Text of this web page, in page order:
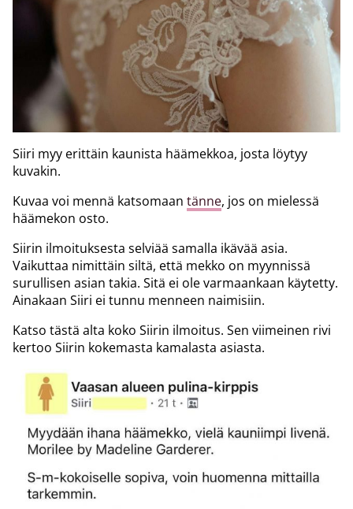
Siiri myy erittäin kaunista häämekkoa, josta löytyy
kuvakin.
Kuvaa voi mennä katsomaan tänne, jos on mielessä
häämekon osto.
Siirin ilmoituksesta selviää samalla ikävää asia.
Vaikuttaa nimittäin siltä, että mekko on myynnissä
surullisen asian takia. Sitä ei ole varmaankaan käytetty.
Ainakaan Siiri ei tunnu menneen naimisiin.
Katso tästä alta koko Siirin ilmoitus. Sen viimeinen rivi
kertoo Siirin kokemasta kamalasta asiasta.